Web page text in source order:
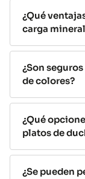
al tacto.
Además, la
colores es
en una opción
hogares con
antibacteriano,
incluso en los
Más
ducha
¿Qué
carga
¿Son
de colores?
¿Qué
platos de
¿Se pueden